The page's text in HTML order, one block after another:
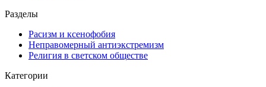
Разделы
Расизм и ксенофобия
Неправомерный антиэкстремизм
Религия в светском обществе
Категории